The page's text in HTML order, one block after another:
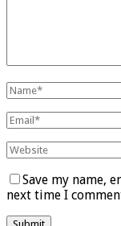
Save my name,
next time I